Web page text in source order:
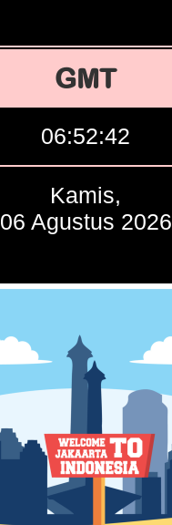
GMT
06:52:43
Kamis,
06 Agustus 2026